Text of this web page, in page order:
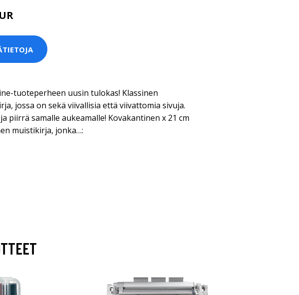
tuoteperheen uusin tulokas! Klassinen
jossa on sekä viivallisia että viivattomia sivuja.
piirrä samalle aukeamalle! Kovakantinen x 21 cm
muistikirja, jonka…: